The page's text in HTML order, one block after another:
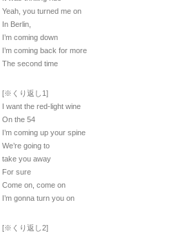
Yeah, you turned me on
In Berlin,
I’m coming down
I’m coming back for more
The second time
[※くり返し1]
I want the red-light wine
On the 54
I’m coming up your spine
We’re going to
take you away
For sure
Come on, come on
I’m gonna turn you on
[※くり返し2]